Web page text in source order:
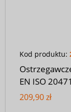
Kod produktu:
EN ISO
209,90 zł